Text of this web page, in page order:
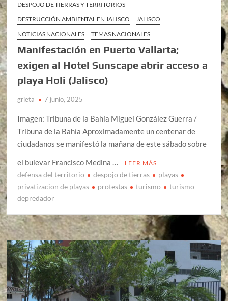
DESPOJO DE TIERRAS Y TERRITORIOS
DESTRUCCIÓN AMBIENTAL EN JALISCO
JALISCO
NOTICIAS NACIONALES
TEMAS NACIONALES
Manifestación en Puerto Vallarta;
exigen al Hotel Sunscape abrir acceso a
playa Holi (Jalisco)
grieta 7 junio, 2025
Imagen: Tribuna de la Bahía Miguel González Guerra /
Tribuna de la Bahía Aproximadamente un centenar de
ciudadanos se manifestó la mañana de este sábado sobre
el bulevar Francisco Medina …
LEER MÁS
defensa del territorio despojo de tierras
playas
privatizacion de playas
protestas turismo
turismo
depredador